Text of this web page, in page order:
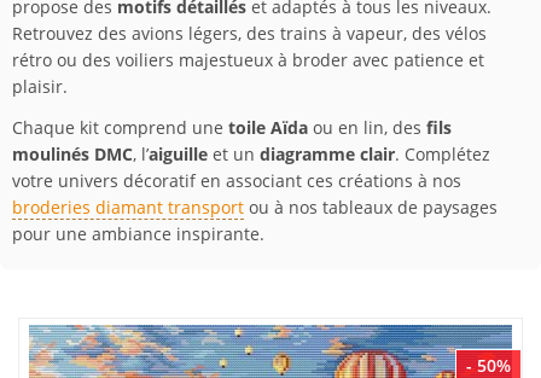
propose des motifs détaillés et adaptés à tous les niveaux.
Retrouvez des avions légers, des trains à vapeur, des vélos
rétro ou des voiliers majestueux à broder avec patience et
plaisir.
Chaque kit comprend une toile Aïda ou en lin, des fils
moulinés DMC, l’aiguille et un diagramme clair. Complétez
votre univers décoratif en associant ces créations à nos
broderies diamant transport ou à nos tableaux de paysages
pour une ambiance inspirante.
- 50%